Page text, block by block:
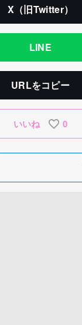
X（旧Twitter）
LINE
URLをコピー
いいね 0